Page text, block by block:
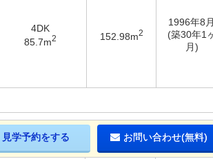
4DK
85.7m2 152.98m2
1996年8月
(築30年1
月)
見学予約をする お問い合わせ(無料)